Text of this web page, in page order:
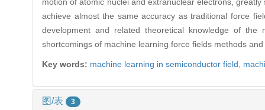
motion of atomic nuclei and extranuclear electrons,
achieve almost the same accuracy as traditional force
development and related theoretical knowledge of
shortcomings of machine learning force fields methods
Key words: machine learning in semiconductor field,
图/表 3